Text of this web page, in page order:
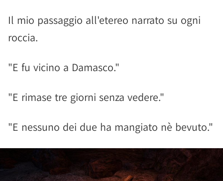
Il mio passaggio all'etereo narrato su ogni
roccia.
"E fu vicino a Damasco."
"E rimase tre giorni senza vedere."
"E nessuno dei due ha mangiato nè bevuto."